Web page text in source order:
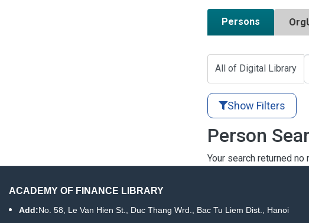
Persons
All of Digital Library
Show Filters
Person
Your search returned
ACADEMY OF FINANCE LIBRARY
Add:No. 58, Le Van Hien St., Duc Thang Wrd., Bac Tu Liem Dist., Hanoi